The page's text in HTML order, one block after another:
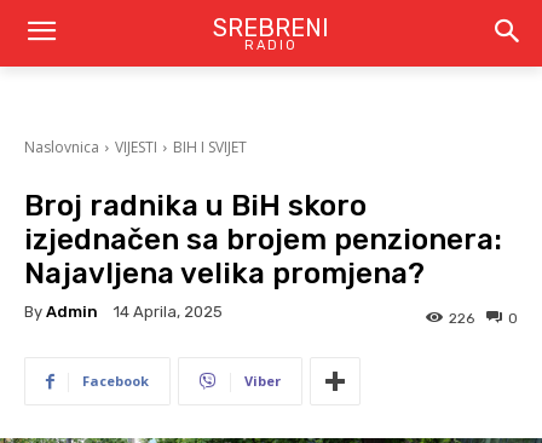
SREBRENI
RADIO
Naslovnica VIJESTI BIH I SVIJET
Broj radnika u BiH skoro
izjednačen sa brojem penzionera:
Najavljena velika promjena?
By Admin 14 Aprila, 2025 0
226
Facebook Viber